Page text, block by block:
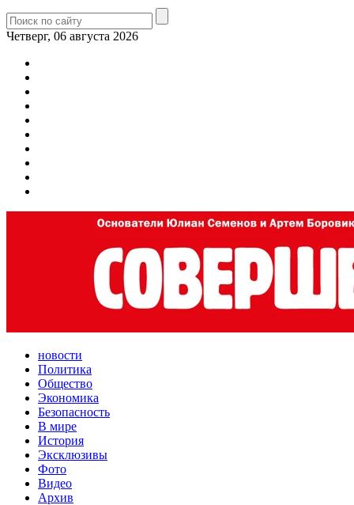
Четверг, 06 августа 2026
новости
Политика
Общество
Экономика
Безопасность
В мире
История
Эксклюзивы
Фото
Видео
Архив